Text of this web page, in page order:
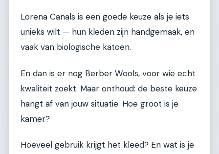
Lorena Canals is een goede keuze als je iets
unieks wilt — hun kleden zijn handgemaak, en
vaak van biologische katoen.
En dan is er nog Berber Wools, voor wie echt
kwaliteit zoekt. Maar onthoud: de beste keuze
hangt af van jouw situatie. Hoe groot is je
kamer?
Hoeveel gebruik krijgt het kleed? En wat is je